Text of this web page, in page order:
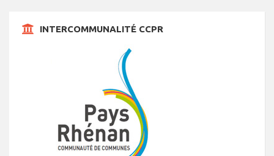
INTERCOMMUNALITÉ CCPR